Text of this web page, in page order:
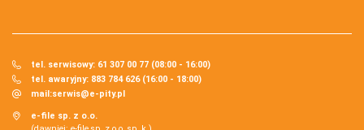
tel. serwisowy: 61 307 00 77 (08:00 - 16:00)
tel. awaryjny: 883 784 626 (16:00 - 18:00)
mail:serwis@e-pity.pl
e-file sp. z o.o.